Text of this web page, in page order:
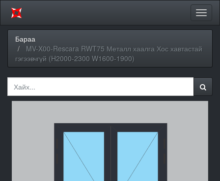
Бараа
MV-X00-Rescara RWT75 Металл хаалга Хос хавтастай
гэгээвчгүй (H2000-2300 W1600-1900)